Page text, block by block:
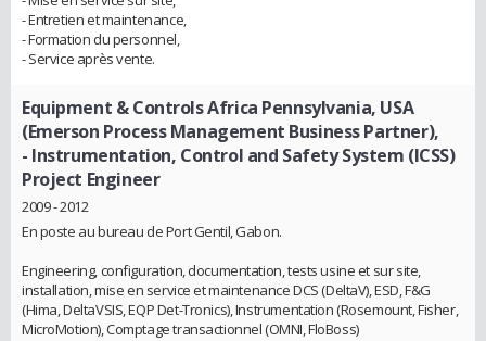
- Entretien et maintenance,
- Formation du personnel,
- Service après vente.
Equipment & Controls Africa Pennsylvania, USA
(Emerson Process Management Business Partner),
- Instrumentation, Control and Safety System (ICSS)
Project Engineer
2009 - 2012
En poste au bureau de Port Gentil, Gabon.
Engineering, configuration, documentation, tests usine et sur site,
installation, mise en service et maintenance DCS (DeltaV), ESD, F&G
(Hima, DeltaVSIS, EQP Det-Tronics), Instrumentation (Rosemount, Fisher,
MicroMotion), Comptage transactionnel (OMNI, FloBoss)